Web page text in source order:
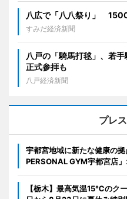
八広で「八八祭り」
すみだ経済新聞
八戸の「騎馬打毬」、若
正式参拝も
八戸経済新聞
プレ
宇都宮地域に新たな健康の
PERSONAL GYM宇都宮店」
【栃木】最高気温15℃のク